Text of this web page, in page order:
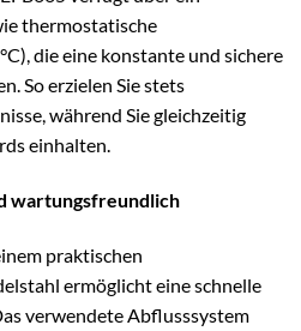
thermostatische
die eine konstante und sichere
So erzielen Sie stets
während Sie gleichzeitig
einhalten.
wartungsfreundlich
praktischen
ermöglicht eine schnelle
verwendete Abflusssystem